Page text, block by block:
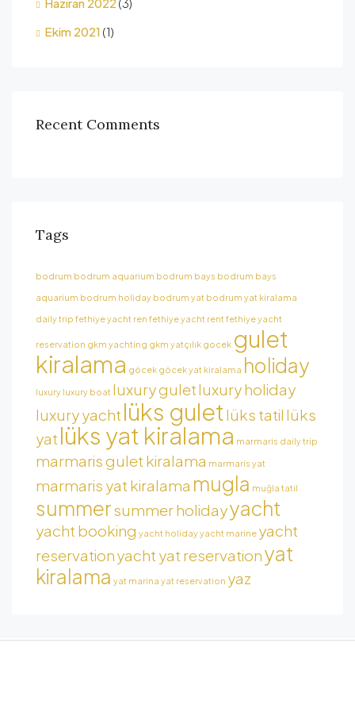
Ekim 2021 (1)
Recent Comments
Tags
bodrum bodrum aquarium bodrum bays bodrum bays
aquarium bodrum holiday bodrum yat bodrum yat kiralama
daily trip fethiye yacht ren fethiye yacht rent fethiye yacht
reservation gkm yachting gkm yatçılık gocek gulet
kiralama göcek göcek yat kiralama holiday
luxury luxury boat luxury guletluxury holiday
luxury yacht lüks guletlüks tatil lüks
yat lüks yat kiralama marmaris daily trip
marmaris gulet kiralama marmaris yat
marmaris yat kiralama mugla muğla tatil
summersummer holidayyacht
yacht booking yacht holidayyacht marine yacht
reservationyacht yat reservationyat
kiralama yat marina yat reservation yaz